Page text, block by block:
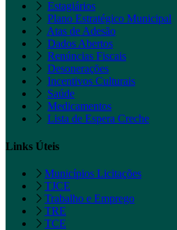
Estagiários
Plano Estratégico Municipal
Atas de Adesão
Dados Abertos
Renúncias Fiscais
Desonerações
Incentivos Culturais
Saúde
Medicamentos
Lista de Espera Creche
Links Úteis
Municípios Licitações
TJCE
Trabalho e Emprego
TRE
TCE